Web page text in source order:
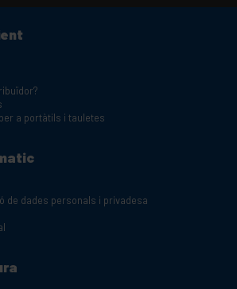
a portàtils i tauletes
de dades personals i privadesa